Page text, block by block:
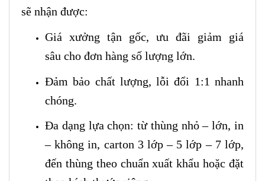
sẽ nhận được:
Giá xưởng tận gốc, ưu đãi giảm giá
sâu cho đơn hàng số lượng lớn.
Đảm bảo chất lượng, lỗi đổi 1:1 nhanh
chóng.
Đa dạng lựa chọn: từ thùng nhỏ – lớn, in
– không in, carton 3 lớp – 5 lớp – 7 lớp,
đến thùng theo chuẩn xuất khẩu hoặc đặt